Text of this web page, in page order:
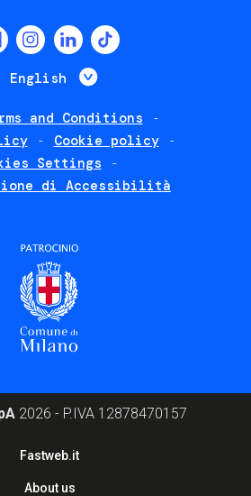
English List additional
and Conditions
Cookie policy
Settings
di Accessibilità
2026 - P.IVA 12878470157
Fastweb.it
About us